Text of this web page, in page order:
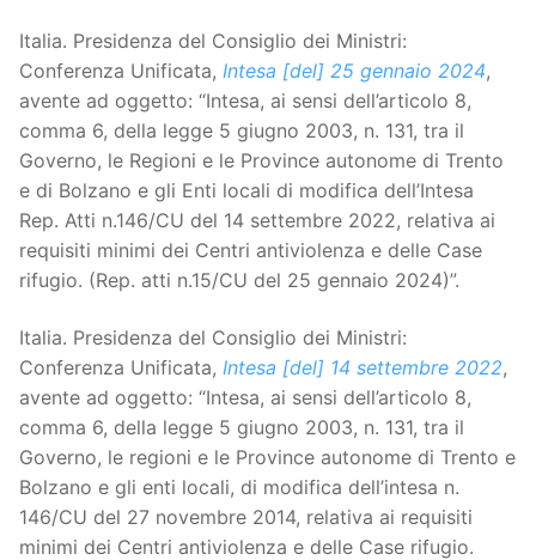
Italia. Presidenza del Consiglio dei Ministri:
Conferenza Unificata, Intesa [del] 25 gennaio 2024,
avente ad oggetto: “Intesa, ai sensi dell’articolo 8,
comma 6, della legge 5 giugno 2003, n. 131, tra il
Governo, le Regioni e le Province autonome di Trento
e di Bolzano e gli Enti locali di modifica dell’Intesa
Rep. Atti n.146/CU del 14 settembre 2022, relativa ai
requisiti minimi dei Centri antiviolenza e delle Case
rifugio. (Rep. atti n.15/CU del 25 gennaio 2024)”.
Italia. Presidenza del Consiglio dei Ministri:
Conferenza Unificata, Intesa [del] 14 settembre 2022,
avente ad oggetto: “Intesa, ai sensi dell’articolo 8,
comma 6, della legge 5 giugno 2003, n. 131, tra il
Governo, le regioni e le Province autonome di Trento e
Bolzano e gli enti locali, di modifica dell’intesa n.
146/CU del 27 novembre 2014, relativa ai requisiti
minimi dei Centri antiviolenza e delle Case rifugio.